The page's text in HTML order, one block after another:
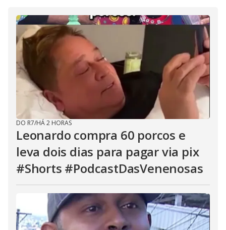
DO R7/HÁ 2 HORAS
Leonardo compra 60 porcos e
leva dois dias para pagar via pix
#Shorts #PodcastDasVenenosas